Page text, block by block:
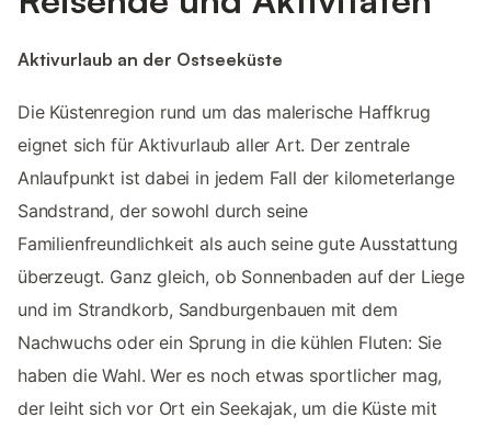
Aktivurlaub an der Ostseeküste
Die Küstenregion rund um das malerische Haffkrug
eignet sich für Aktivurlaub aller Art. Der zentrale
Anlaufpunkt ist dabei in jedem Fall der kilometerlange
Sandstrand, der sowohl durch seine
Familienfreundlichkeit als auch seine gute Ausstattung
überzeugt. Ganz gleich, ob Sonnenbaden auf der Liege
und im Strandkorb, Sandburgenbauen mit dem
Nachwuchs oder ein Sprung in die kühlen Fluten: Sie
haben die Wahl. Wer es noch etwas sportlicher mag,
der leiht sich vor Ort ein Seekajak, um die Küste mit